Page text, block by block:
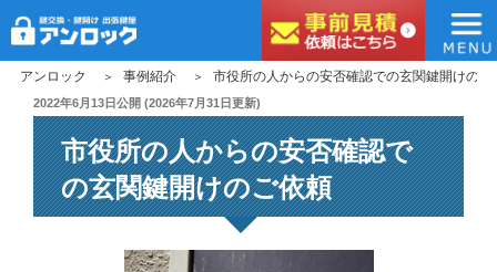
アンロック
アンロック 事例紹介 市役所の人からの安否確認での玄関鍵開けのご
投
稿
日:
2022年6月13日公開 (2026年7月31日更新)
市役所の人からの安否確認で
の玄関鍵開けのご依頼